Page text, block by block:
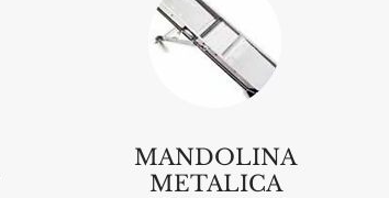
MANDOLINA
METALICA